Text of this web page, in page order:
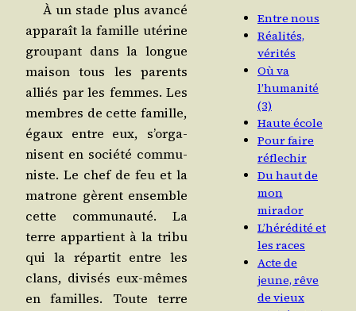
À un stade plus avan­cé
appa­raît la famille uté­rine
grou­pant dans la longue
mai­son tous les parents
alliés par les femmes. Les
membres de cette famille,
égaux entre eux, s’or­ga­
nisent en socié­té com­mu­
niste. Le chef de feu et la
matrone gèrent ensemble
cette com­mu­nau­té. La
terre appar­tient à la tri­bu
qui la répar­tit entre les
clans, divi­sés eux-mêmes
en familles. Toute terre
Entre nous
Réalités,
vérités
Où va
l’humanité
(3)
Haute école
Pour faire
réflechir
Du haut de
mon
mirador
L’hérédité et
les races
Acte de
jeune, rêve
de vieux